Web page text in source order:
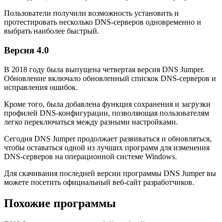
Пользователи получили возможность установить и
протестировать несколько DNS-серверов одновременно и
выбрать наиболее быстрый.
Версия 4.0
В 2018 году была выпущена четвертая версия DNS Jumper.
Обновление включало обновленный спискок DNS-серверов и
исправления ошибок.
Кроме того, была добавлена функция сохранения и загрузки
профилей DNS-конфигурации, позволяющая пользователям
легко переключаться между разными настройками.
Сегодня DNS Jumper продолжает развиваться и обновляться,
чтобы оставаться одной из лучших программ для изменения
DNS-серверов на операционной системе Windows.
Для скачивания последней версии программы DNS Jumper вы
можете посетить официальный веб-сайт разработчиков.
Похожие программы